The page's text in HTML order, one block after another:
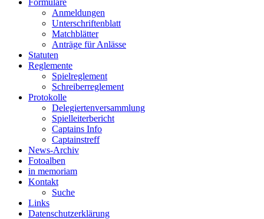
Anmeldungen
Unterschriftenblatt
Matchblätter
Anträge für Anlässe
Statuten
Reglemente
Spielreglement
Schreiberreglement
Protokolle
Delegiertenversammlung
Spielleiterbericht
Captains Info
Captainstreff
News-Archiv
Fotoalben
in memoriam
Kontakt
Suche
Links
Datenschutzerklärung